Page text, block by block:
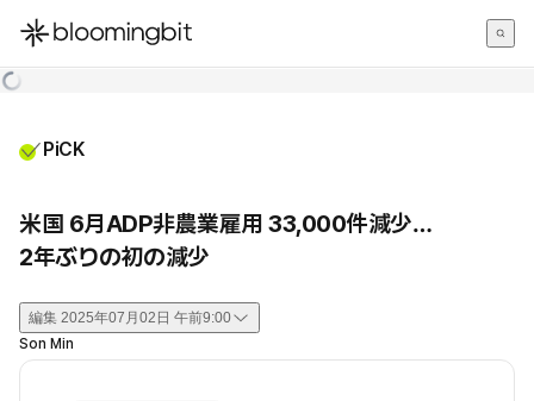
한국어
PiCK
米国 6月ADP非農業雇用 33,000件減少…
2年ぶりの初の減少
編集 2025年07月02日 午前9:00
Son Min